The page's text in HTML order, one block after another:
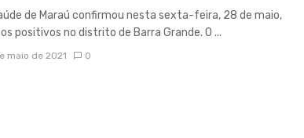
de Maraú confirmou nesta sexta-feira, 28 de maio,
positivos no distrito de Barra Grande. O ...
maio de 2021 0